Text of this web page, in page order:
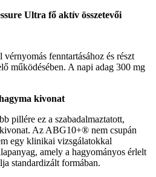
Ultra fő aktív összetevői
fenntartásához és részt
működésében. A napi adag 300 mg
kivonat
pillére ez a szabadalmaztatott,
Az ABG10+® nem csupán
egy klinikai vizsgálatokkal
amely a hagyományos érlelt
standardizált formában.